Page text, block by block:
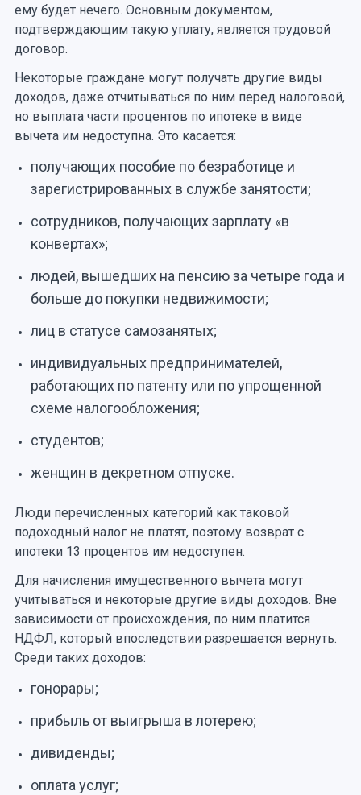
ему будет нечего. Основным документом,
подтверждающим такую уплату, является трудовой
договор.
Некоторые граждане могут получать другие виды
доходов, даже отчитываться по ним перед налоговой,
но выплата части процентов по ипотеке в виде
вычета им недоступна. Это касается:
получающих пособие по безработице и
зарегистрированных в службе занятости;
сотрудников, получающих зарплату «в
конвертах»;
людей, вышедших на пенсию за четыре года и
больше до покупки недвижимости;
лиц в статусе самозанятых;
индивидуальных предпринимателей,
работающих по патенту или по упрощенной
схеме налогообложения;
студентов;
женщин в декретном отпуске.
Люди перечисленных категорий как таковой
подоходный налог не платят, поэтому возврат с
ипотеки 13 процентов им недоступен.
Для начисления имущественного вычета могут
учитываться и некоторые другие виды доходов. Вне
зависимости от происхождения, по ним платится
НДФЛ, который впоследствии разрешается вернуть.
Среди таких доходов:
гонорары;
прибыль от выигрыша в лотерею;
дивиденды;
оплата услуг;